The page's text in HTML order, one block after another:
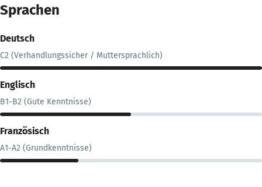
Sprachen
Deutsch
C2 (Verhandlungssicher / Muttersprachlich)
Englisch
B1-B2 (Gute Kenntnisse)
Französisch
A1-A2 (Grundkenntnisse)